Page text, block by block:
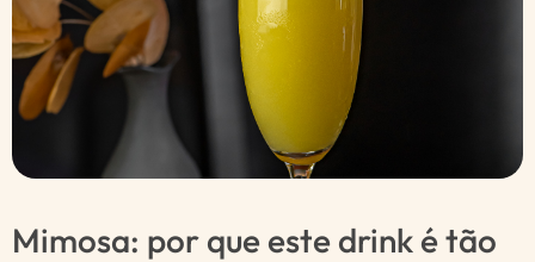
Mimosa: por que este drink é tão